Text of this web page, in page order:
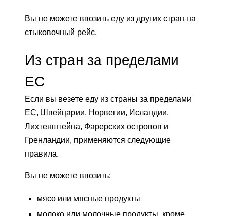
Вы не можете ввозить еду из других стран на
стыковочный рейс.
Из стран за пределами
ЕС
Если вы везете еду из страны за пределами
ЕС, Швейцарии, Норвегии, Исландии,
Лихтенштейна, Фарерских островов и
Гренландии, применяются следующие
правила.
Вы не можете ввозить:
мясо или мясные продукты
молоко или молочные продукты, кроме